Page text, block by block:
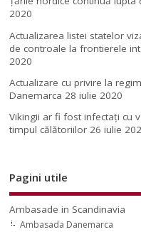
2020
Actualizarea listei statelor
de controale la frontierele
2020
Actualizare cu privire la
Danemarca 28 iulie 2020
Vikingii ar fi fost infectaţi cu
timpul călătoriilor 26 iulie
Pagini utile
Ambasade in Scandinavia
Ambasada Danemarca